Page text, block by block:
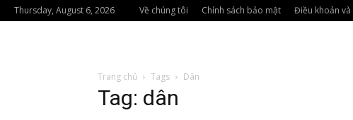
Thursday, August 6, 2026 Về chúng tôi Chính sách bảo mật Điều khoản và
Trang chủ Tags Dân
Tag: dân